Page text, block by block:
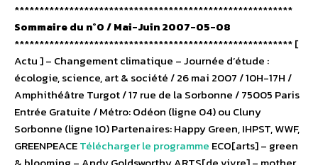
********************************************************
Sommaire du n°0 / Mai-Juin 2007-05-08
******************************************************** [
Actu ] – Changement climatique – Journée d’étude :
écologie, science, art & société / 26 mai 2007 / 10H-17H /
Amphithéâtre Turgot / 17 rue de la Sorbonne / 75005 Paris
Entrée Gratuite / Métro: Odéon (ligne 04) ou Cluny
Sorbonne (ligne 10) Partenaires: Happy Green, IHPST, WWF,
GREENPEACETélécharger le programme ECO[arts] – green